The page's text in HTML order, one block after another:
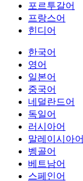
포르투갈어
프랑스어
힌디어
한국어
영어
일본어
중국어
네덜란드어
독일어
러시아어
말레이시아어
벵골어
베트남어
스페인어